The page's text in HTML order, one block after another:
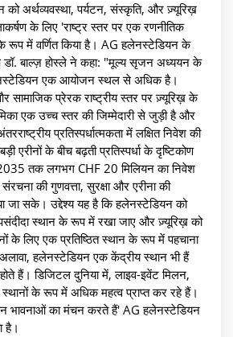
अर्थव्यवस्था, पर्यटन, संस्कृति, और ज़्यूरिख़
के लिए 'राष्ट्र स्तर पर एक रणनीतिक
के रूप में वर्णित किया है। AG हलेनस्टेडियन के
बाल्ज़ होस्ले ने कहा: "मूल्य सृजन अध्ययन के
एक आयोजन स्थल से अधिक है।
सामाजिक प्रेरक राष्ट्रीय स्तर पर ज़्यूरिख़ के
एक उच्च स्तर की जिम्मेदारी से जुड़ी है और
प्रतिस्पर्धात्मकता में लक्षित निवेश की
एरीनों के बीच बढ़ती प्रतिस्पर्धा के दृष्टिकोण
तक लगभग CHF 20 मिलियन का निवेश
की गुणवत्ता, सुरक्षा और एरीना की
जा सके। उद्देश्य यह है कि हलेनस्टेडियन को
स्थान के रूप में रखा जाए और ज़्यूरिख़ को
के लिए एक प्रतिष्ठित स्थान के रूप में पहचाना
हलेनस्टेडियन एक केंद्रीय स्थान भी हैं
हैं। डिजिटल दुनिया में, लाइव-इवेंट मिलन,
के रूप में अधिक महत्व प्राप्त कर रहे हैं।
भावनाओं का मंचन करते हैं' AG हलेनस्टेडियन
है।